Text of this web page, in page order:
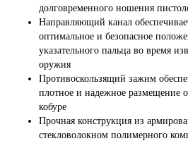
долговременного ношения
Направляющий канал
оптимальное и безопасное
указательного пальца во время
оружия
Противоскользящий зажим
плотное и надежное размещение
кобуре
Прочная конструкция из
стекловолокном полимерного